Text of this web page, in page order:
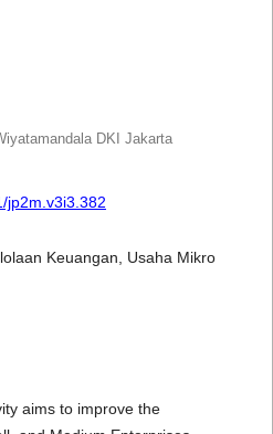
DKI Jakarta
jp2m.v3i3.382
Keuangan, Usaha Mikro
aims to improve the